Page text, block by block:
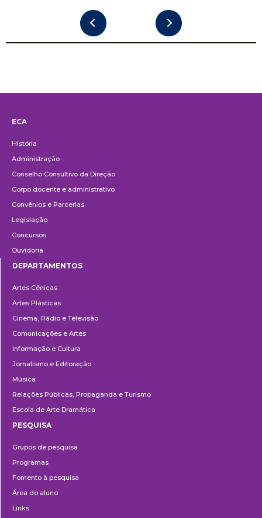
ECA
História
Administração
Conselho Consultivo da Direção
Corpo docente e administrativo
Convênios e Parcerias
Legislação
Concursos
Ouvidoria
DEPARTAMENTOS
Artes Cênicas
Artes Plásticas
Cinema, Rádio e Televisão
Comunicações e Artes
Informação e Cultura
Jornalismo e Editoração
Música
Relações Públicas, Propaganda e Turismo
Escola de Arte Dramática
PESQUISA
Grupos de pesquisa
Programas
Fomento à pesquisa
Área do aluno
Links